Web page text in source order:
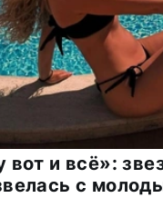
вот и всё»:
с